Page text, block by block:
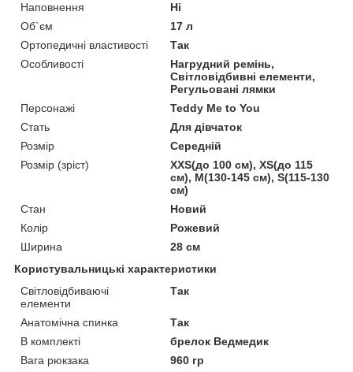
Наповнення
Ні
Об`єм
17 л
Ортопедичні властивості
Так
Особливості
Нагрудний ремінь,
Світловідбивні елементи,
Регульовані лямки
Персонажі
Teddy Me to You
Стать
Для дівчаток
Розмір
Середній
Розмір (зріст)
XXS(до 100 см), XS(до 115
см), M(130-145 см), S(115-130
см)
Стан
Новий
Колір
Рожевий
Ширина
28 см
Користувальницькі характеристики
Світловідбиваючі
елементи
Так
Анатомічна спинка
Так
В комплекті
брелок Ведмедик
Вага рюкзака
960 гр